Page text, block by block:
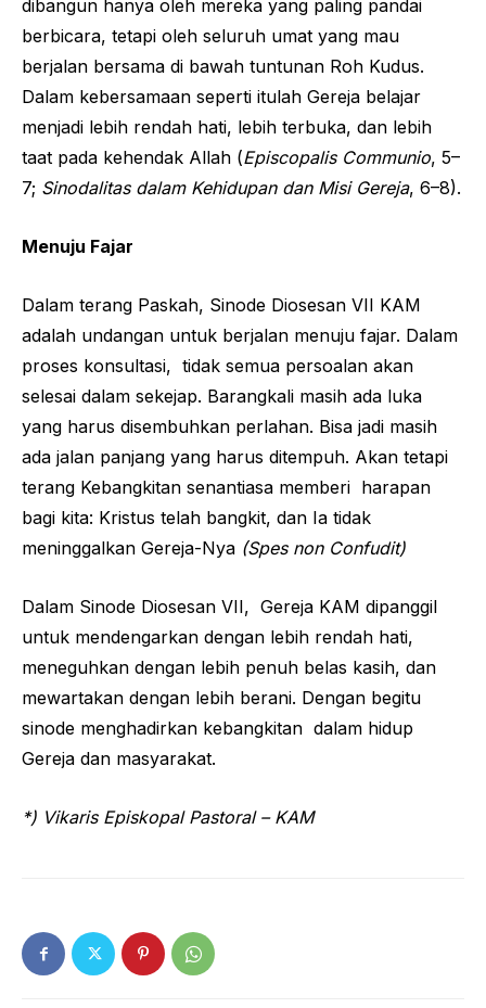
dibangun hanya oleh mereka yang paling pandai
berbicara, tetapi oleh seluruh umat yang mau
berjalan bersama di bawah tuntunan Roh Kudus.
Dalam kebersamaan seperti itulah Gereja belajar
menjadi lebih rendah hati, lebih terbuka, dan lebih
taat pada kehendak Allah (Episcopalis Communio, 5–
7; Sinodalitas dalam Kehidupan dan Misi Gereja, 6–8).
Menuju Fajar
Dalam terang Paskah, Sinode Diosesan VII KAM
adalah undangan untuk berjalan menuju fajar. Dalam
proses konsultasi, tidak semua persoalan akan
selesai dalam sekejap. Barangkali masih ada luka
yang harus disembuhkan perlahan. Bisa jadi masih
ada jalan panjang yang harus ditempuh. Akan tetapi
terang Kebangkitan senantiasa memberi harapan
bagi kita: Kristus telah bangkit, dan Ia tidak
meninggalkan Gereja-Nya (Spes non Confudit)
Dalam Sinode Diosesan VII, Gereja KAM dipanggil
untuk mendengarkan dengan lebih rendah hati,
meneguhkan dengan lebih penuh belas kasih, dan
mewartakan dengan lebih berani. Dengan begitu
sinode menghadirkan kebangkitan dalam hidup
Gereja dan masyarakat.
*) Vikaris Episkopal Pastoral – KAM